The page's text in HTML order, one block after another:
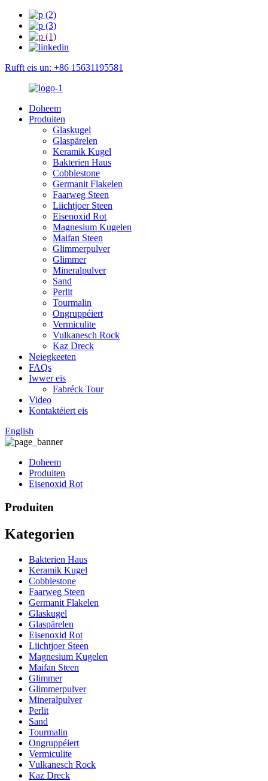
Rufft eis un: +86 15631195581
Doheem
Produiten
Glaskugel
Glaspärelen
Keramik Kugel
Bakterien Haus
Cobblestone
Germanit Flakelen
Faarweg Steen
Liichtjoer Steen
Eisenoxid Rot
Magnesium Kugelen
Maifan Steen
Glimmerpulver
Glimmer
Mineralpulver
Sand
Perlit
Tourmalin
Ongruppéiert
Vermiculite
Vulkanesch Rock
Kaz Dreck
Neiegkeeten
FAQs
Iwwer eis
Fabréck Tour
Video
Kontaktéiert eis
English
Doheem
Produiten
Eisenoxid Rot
Produiten
Kategorien
Bakterien Haus
Keramik Kugel
Cobblestone
Faarweg Steen
Germanit Flakelen
Glaskugel
Glaspärelen
Eisenoxid Rot
Liichtjoer Steen
Magnesium Kugelen
Maifan Steen
Glimmer
Glimmerpulver
Mineralpulver
Perlit
Sand
Tourmalin
Ongruppéiert
Vermiculite
Vulkanesch Rock
Kaz Dreck